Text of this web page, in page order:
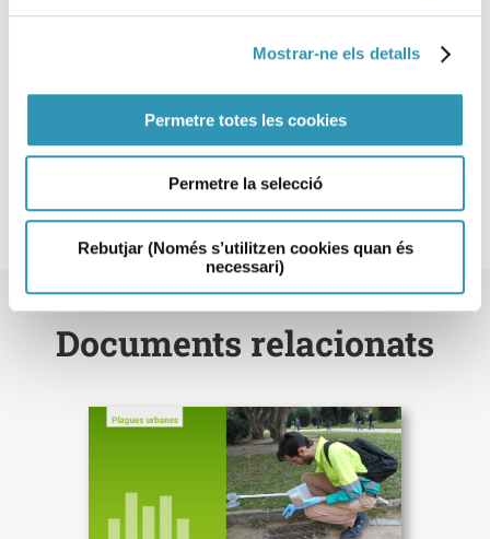
Mostrar-ne els detalls
Permetre totes les cookies
Permetre la selecció
Rebutjar (Només s’utilitzen cookies quan és
necessari)
Aquesta informació es pot trobar a:
PLAGUES URBANES
Documents relacionats